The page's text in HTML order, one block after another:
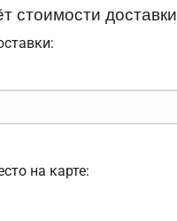
стоимости доставки
на карте: